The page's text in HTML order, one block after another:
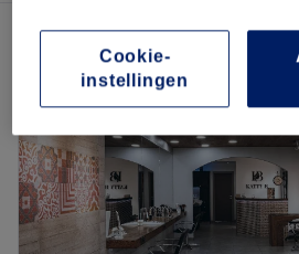
Een salon met:peeling in Province de Liège
Cookie-
instellingen